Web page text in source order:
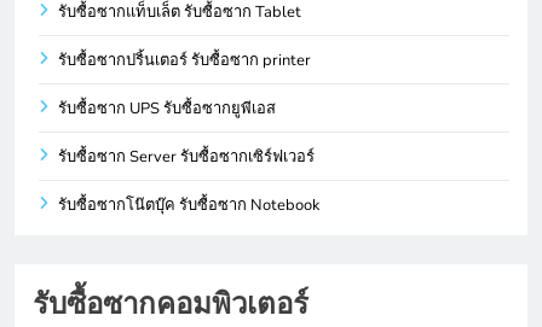
รับซื้อซากแท็บเล็ต รับซื้อซาก Tablet
รับซื้อซากปริ้นเตอร์ รับซื้อซาก printer
รับซื้อซาก UPS รับซื้อซากยูพีเอส
รับซื้อซาก Server รับซื้อซากเซิร์ฟเวอร์
รับซื้อซากโน๊ตบุ๊ค รับซื้อซาก Notebook
รับซื้อซากคอมพิวเตอร์